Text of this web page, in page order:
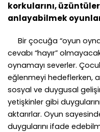
korkularını,
anlayabilmek
Bir çocuğa “oyun
cevabı “hayır”
oynamayı severler.
eğlenmeyi hedeflerken,
sosyal ve duygusal
yetişkinler gibi
aktarırlar. Oyun
duygularını ifade